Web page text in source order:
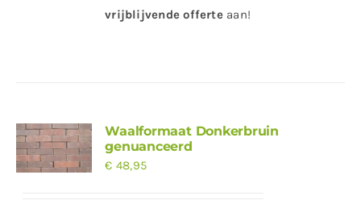
vrijblijvende offerteaan!
Waalformaat Donkerbruin
genuanceerd
€ 48,95